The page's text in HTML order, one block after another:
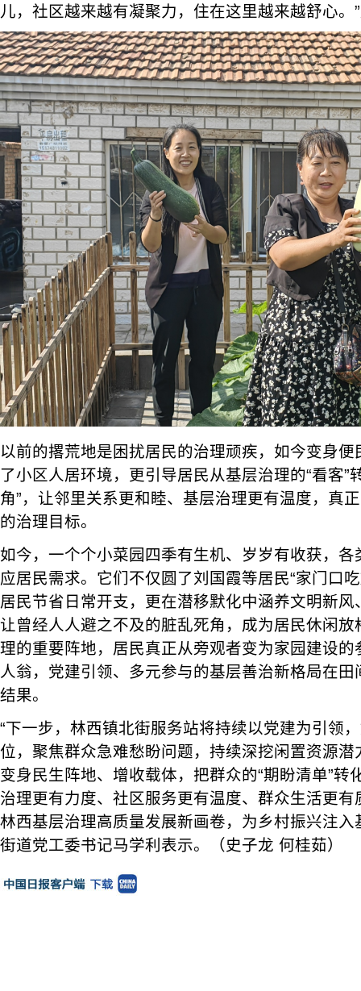
儿，社区越来越有凝聚力，住在这里越来越舒心。
以前的撂荒地是困扰居民的治理顽疾，如今变身
了小区人居环境，更引导居民从基层治理的“看客”
角”，让邻里关系更和睦、基层治理更有温度，真
的治理目标。
如今，一个个小菜园四季有生机、岁岁有收获，
应居民需求。它们不仅圆了刘国霞等居民“家门口
居民节省日常开支，更在潜移默化中涵养文明新
让曾经人人避之不及的脏乱死角，成为居民休闲
理的重要阵地，居民真正从旁观者变为家园建设
人翁，党建引领、多元参与的基层善治新格局在
结果。
“下一步，林西镇北街服务站将持续以党建为引领
位，聚焦群众急难愁盼问题，持续深挖闲置资源
变身民生阵地、增收载体，把群众的“期盼清单”转
治理更有力度、社区服务更有温度、群众生活更
林西基层治理高质量发展新画卷，为乡村振兴注入
街道党工委书记马学利表示。（史子龙 何桂茹）